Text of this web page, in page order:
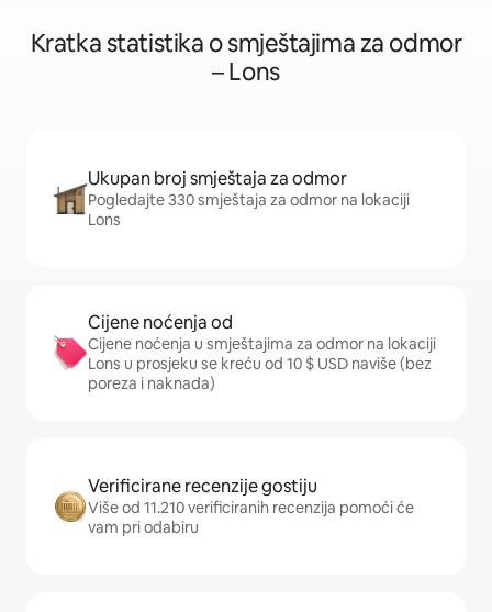
Kratka statistika o smještajima za odmor
– Lons
Ukupan broj smještaja za odmor
Pogledajte 330 smještaja za odmor na lokaciji
Lons
Cijene noćenja od
Cijene noćenja u smještajima za odmor na lokaciji
Lons u prosjeku se kreću od 10 $ USD naviše (bez
poreza i naknada)
Verificirane recenzije gostiju
Više od 11.210 verificiranih recenzija pomoći će
vam pri odabiru